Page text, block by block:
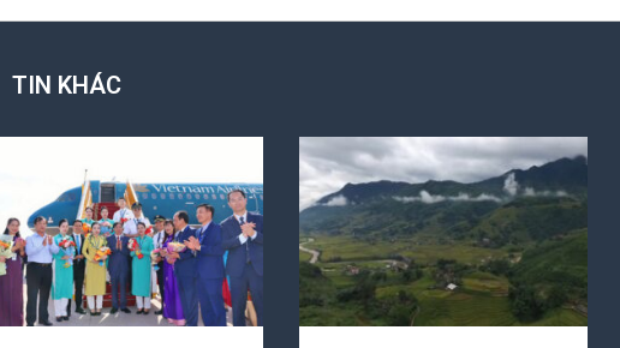
TIN KHÁC